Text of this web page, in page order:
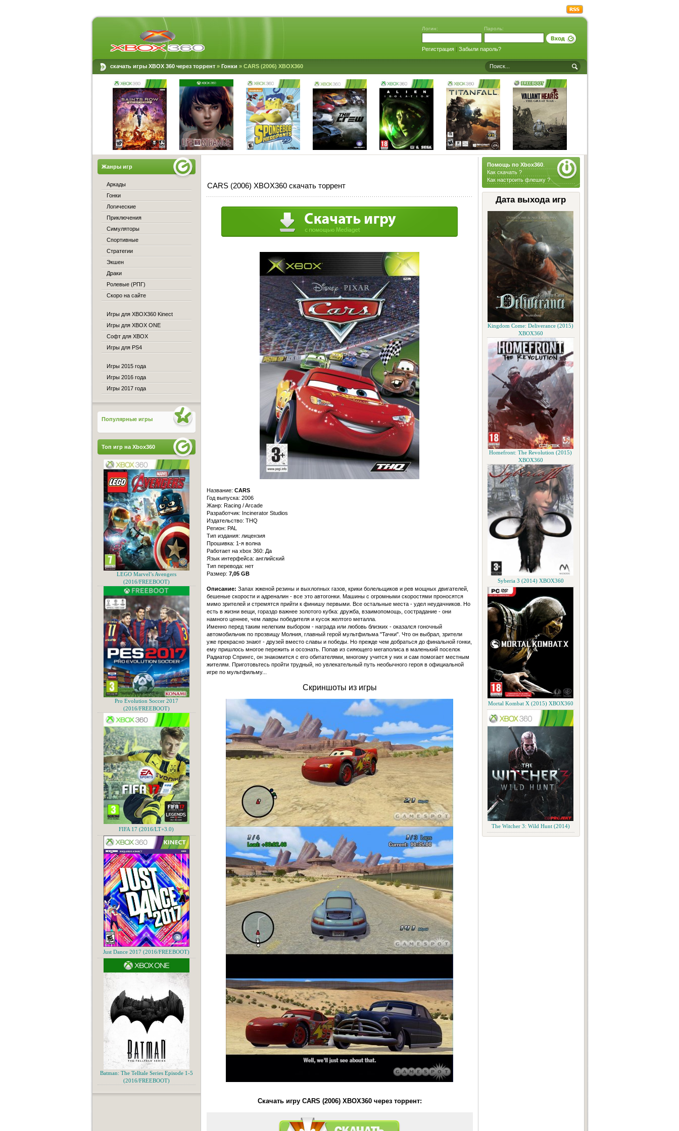
Логин: Пароль:
Регистрация| Забыли пароль?
скачать игры XBOX 360 через торрент» Гонки » CARS (2006) XBOX360
Помощь по Xbox360.
Как скачать ?
Как настроить флешку ?
Дата выхода игр
Kingdom Come: Deliverance (2015)
XBOX360
Homefront: The Revolution (2015)
XBOX360
Syberia 3 (2014) XBOX360
Mortal Kombat X (2015) XBOX360
The Witcher 3: Wild Hunt (2014)
CARS (2006) XBOX360 скачать торрент
Название: CARS
Год выпуска: 2006
Жанр: Racing / Arcade
Разработчик: Incinerator Studios
Издательство: THQ
Регион: PAL
Тип издания: лицензия
Прошивка: 1-я волна
Работает на xbox 360: Да
Язык интерфейса: английский
Тип перевода: нет
Размер: 7,05 GB
Описание: Запах жженой резины и выхлопных газов, крики болельщиков и рев мощных двигателей,
бешеные скорости и адреналин - все это автогонки. Машины с огромными скоростями проносятся
мимо зрителей и стремятся прийти к финишу первыми. Все остальные места - удел неудачников. Но
есть в жизни вещи, гораздо важнее золотого кубка: дружба, взаимопомощь, сострадание - они
намного ценнее, чем лавры победителя и кусок желтого металла.
Именно перед таким нелегким выбором - награда или любовь близких - оказался гоночный
автомобильчик по прозвищу Молния, главный герой мультфильма "Тачки". Что он выбрал, зрители
уже прекрасно знают - друзей вместо славы и победы. Но прежде чем добраться до финальной гонки,
ему пришлось многое пережить и осознать. Попав из сияющего мегаполиса в маленький поселок
Радиатор Спрингс, он знакомится с его обитателями, многому учится у них и сам помогает местным
жителям. Приготовьтесь пройти трудный, но увлекательный путь необычного героя в официальной
игре по мультфильму...
Скриншоты из игры
Скачать игру CARS (2006) XBOX360 через торрент:
Жанры игр
Аркады
Гонки
Логические
Приключения
Симуляторы
Спортивные
Стратегии
Экшен
Драки
Ролевые (РПГ)
Скоро на сайте
Игры для XBOX360 Kinect
Игры для XBOX ONE
Софт для XBOX
Игры для PS4
Игры 2015 года
Игры 2016 года
Игры 2017 года
Популярные игры
Топ игр на Xbox360
LEGO Marvel’s Avengers
(2016/FREEBOOT)
Pro Evolution Soccer 2017
(2016/FREEBOOT)
FIFA 17 (2016/LT+3.0)
Just Dance 2017 (2016/FREEBOOT)
Batman: The Telltale Series Episode 1-5
(2016/FREEBOOT)